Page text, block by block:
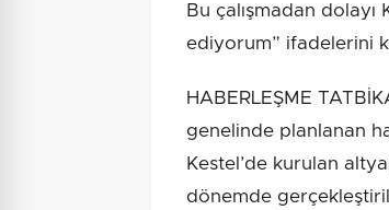
Bu çalışmadan dolayı
ediyorum” ifadelerini
HABERLEŞME
genelinde planlanan
Kestel’de kurulan
dönemde